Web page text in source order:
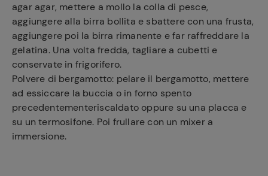
agar agar, mettere a mollo la colla di pesce,
aggiungere alla birra bollita e sbattere con una frusta,
aggiungere poi la birra rimanente e far raffreddare la
gelatina. Una volta fredda, tagliare a cubetti e
conservate in frigorifero.
Polvere di bergamotto: pelare il bergamotto, mettere
ad essiccare la buccia o in forno spento
precedentementeriscaldato oppure su una placca e
su un termosifone. Poi frullare con un mixer a
immersione.